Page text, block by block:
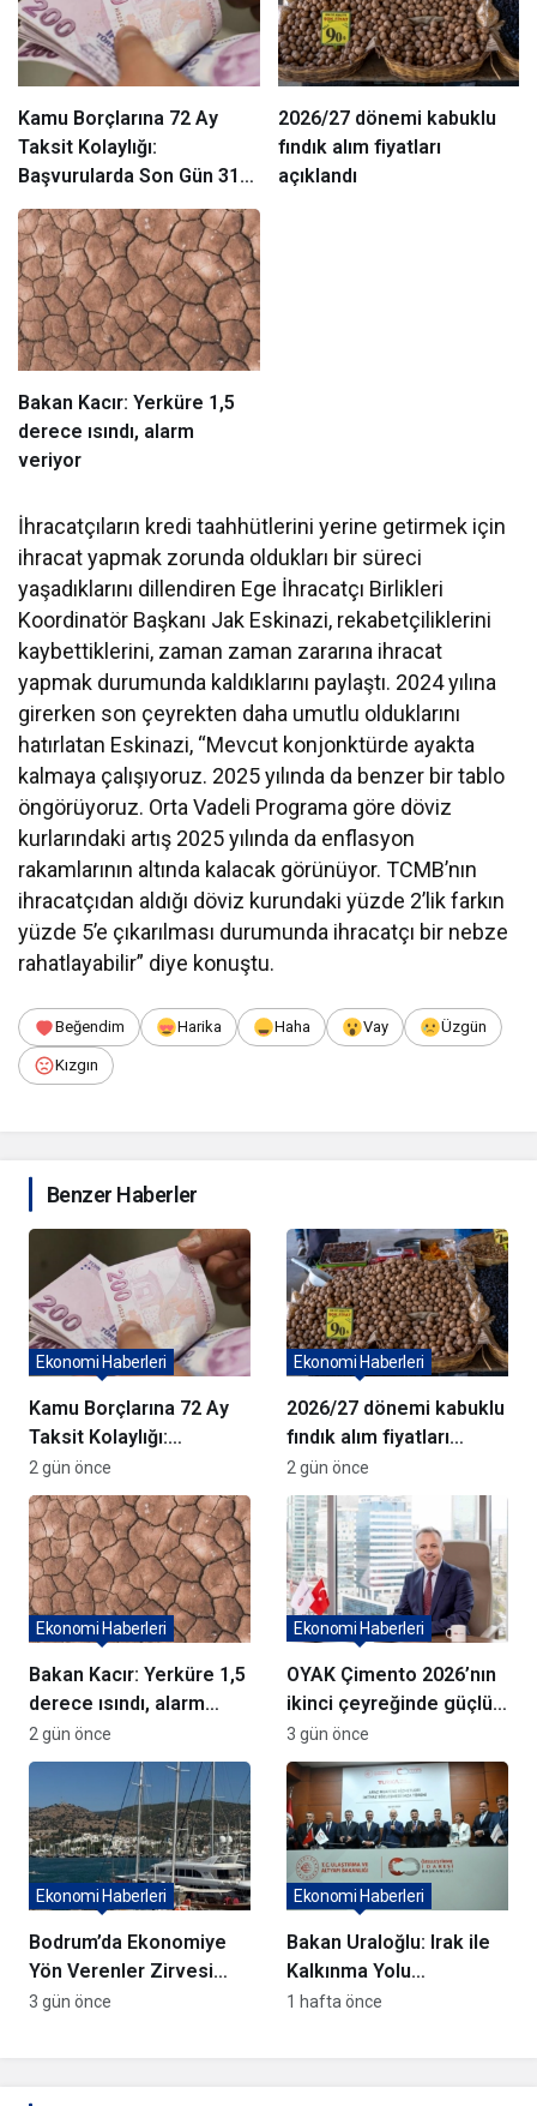
Kamu Borçlarına 72 Ay
Taksit Kolaylığı:
Başvurularda Son Gün 31
Ağustos
2026/27 dönemi kabuklu
fındık alım fiyatları
açıklandı
Bakan Kacır: Yerküre 1,5
derece ısındı, alarm
veriyor
İhracatçıların kredi taahhütlerini yerine getirmek için
ihracat yapmak zorunda oldukları bir süreci
yaşadıklarını dillendiren Ege İhracatçı Birlikleri
Koordinatör Başkanı Jak Eskinazi, rekabetçiliklerini
kaybettiklerini, zaman zaman zararına ihracat
yapmak durumunda kaldıklarını paylaştı. 2024 yılına
girerken son çeyrekten daha umutlu olduklarını
hatırlatan Eskinazi, “Mevcut konjonktürde ayakta
kalmaya çalışıyoruz. 2025 yılında da benzer bir tablo
öngörüyoruz. Orta Vadeli Programa göre döviz
kurlarındaki artış 2025 yılında da enflasyon
rakamlarının altında kalacak görünüyor. TCMB’nın
ihracatçıdan aldığı döviz kurundaki yüzde 2’lik farkın
yüzde 5’e çıkarılması durumunda ihracatçı bir nebze
rahatlayabilir” diye konuştu.
Beğendim Harika Haha Vay Üzgün
Kızgın
Benzer Haberler
Kamu Borçlarına 72 Ay
Taksit Kolaylığı:
Başvurularda Son Gün 31
Ağustos
Ekonomi Haberleri
2 gün önce
2026/27 dönemi kabuklu
fındık alım fiyatları
açıklandı
Ekonomi Haberleri
2 gün önce
Bakan Kacır: Yerküre 1,5
derece ısındı, alarm
veriyor
Ekonomi Haberleri
2 gün önce
OYAK Çimento 2026’nın
ikinci çeyreğinde güçlü
performans sergiledi
Ekonomi Haberleri
3 gün önce
Bodrum’da Ekonomiye
Yön Verenler Zirvesi
Gerçekleşti
Ekonomi Haberleri
3 gün önce
Bakan Uraloğlu: Irak ile
Kalkınma Yolu
Projesi’nde görüş
Ekonomi Haberleri
1 hafta önce